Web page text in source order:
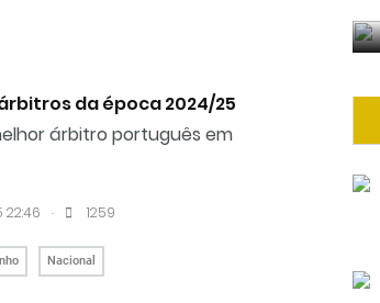
da época 2024/25
árbitro português em
22:46 . 1259
Nacional